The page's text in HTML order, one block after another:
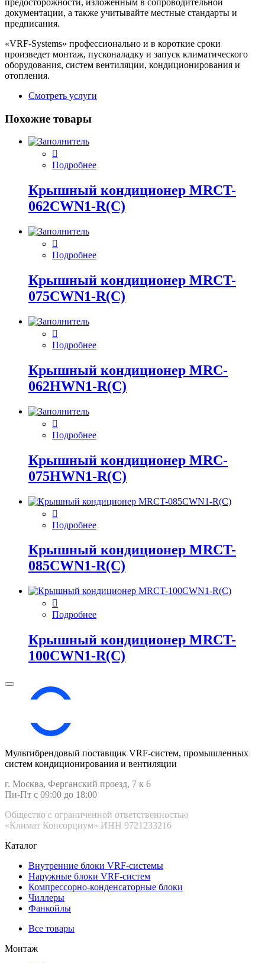
документации, а также учитывайте местные стандарты и
предписания.
«VRF-Systems» профессионально и в короткие сроки
произведет монтаж, пусконаладку и запуск климатического
оборудования, систем вентиляции, кондиционирования и
отопления.
Смотреть услуги
Похожие товары
Подробнее
Крышный кондиционер MRCT-
062CWN1-R(C)
Подробнее
Крышный кондиционер MRCT-
075CWN1-R(C)
Подробнее
Крышный кондиционер MRC-
062HWN1-R(C)
Подробнее
Крышный кондиционер MRC-
075HWN1-R(C)
Подробнее
Крышный кондиционер MRCT-
085CWN1-R(C)
Подробнее
Крышный кондиционер MRCT-
100CWN1-R(C)
Мультибрендовый поставщик VRF-cистем, промышленных
систем кондиционирования и вентиляции
г. Москва, Ферганский проезд, 7 к 6
Пн-Пт с 09:00 до 18:00
Общество с ограниченной ответственностью
«Климат Консорциум» ИНН 9721233216
Каталог
Внутренние блоки VRF-cистемы
Наружные блоки VRF-cистем
Компрессорно-конденсаторные блоки
Чиллеры
Фанкойлы
Все товары
Монтаж